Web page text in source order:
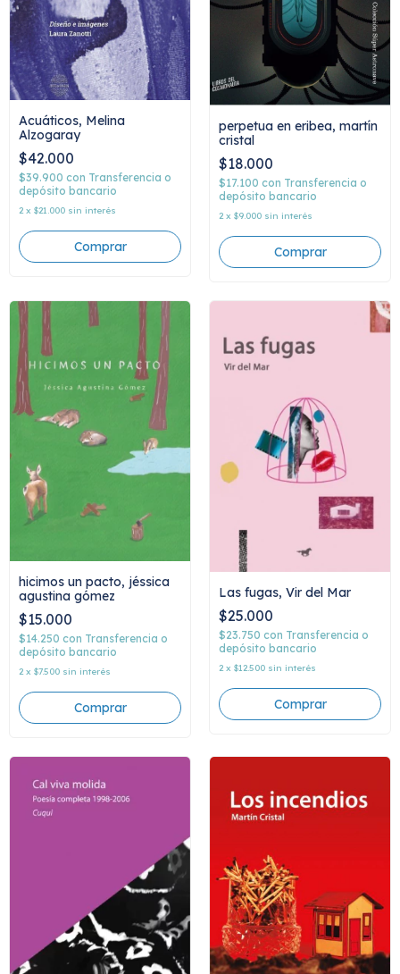
Acuáticos, Melina
Alzogaray
$42.000
$39.900 con Transferencia o
depósito bancario
2 x $21.000 sin interés
perpetua en eribea, martín
cristal
$18.000
$17.100 con Transferencia o
depósito bancario
2 x $9.000 sin interés
hicimos un pacto, jéssica
agustina gómez
$15.000
$14.250 con Transferencia o
depósito bancario
2 x $7.500 sin interés
Las fugas, Vir del Mar
$25.000
$23.750 con Transferencia o
depósito bancario
2 x $12.500 sin interés